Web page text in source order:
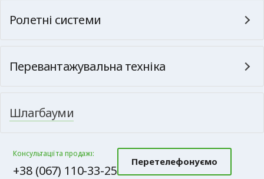
Ролетні системи
Перевантажувальна техніка
Шлагбауми
Консультації та продажі:
+38 (067) 110-33-25
Перетелефонуємо